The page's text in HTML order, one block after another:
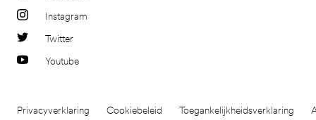
Instagram
Twitter
Youtube
Privacyverklaring Cookiebeleid Toegankelijkheidsverklaring